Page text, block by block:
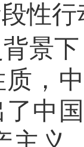
性
景
，
中